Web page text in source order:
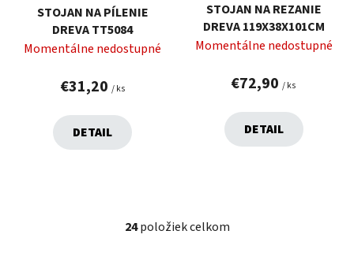
STOJAN NA PÍLENIE
DREVA TT5084
Momentálne nedostupné
€31,20 / ks
DETAIL
STOJAN NA REZANIE
DREVA 119X38X101CM
Momentálne nedostupné
€72,90 / ks
DETAIL
O
24položiek celkom